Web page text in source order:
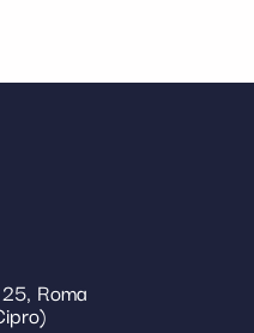
Roma